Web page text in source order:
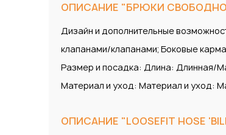
ОПИСАНИЕ "БРЮКИ
Дизайн и дополнительные
клапанами/клапанами; Боковые
Размер и посадка: Длина: Длинная/
Материал и уход: Материал и уход:
ОПИСАНИЕ "LOOSEFIT HOSE